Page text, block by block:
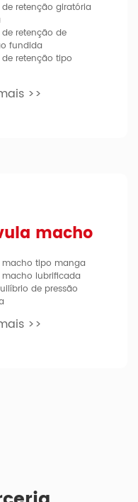
retenção giratória
retenção de
fundida
retenção tipo
>>
macho
macho tipo manga
lubrificada
de pressão
>>